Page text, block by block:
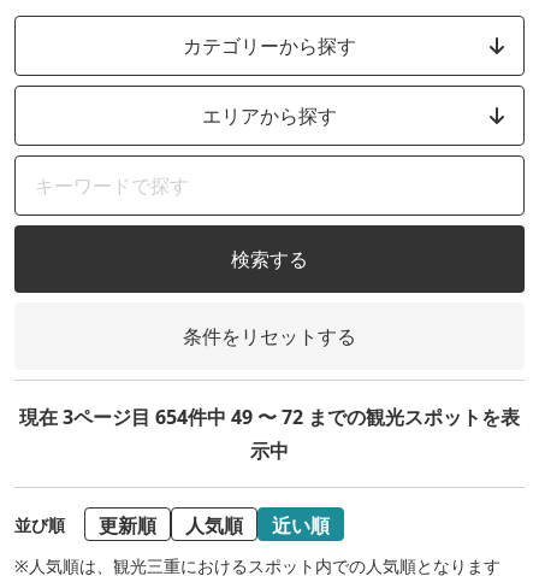
カテゴリーから探す
エリアから探す
検索する
条件をリセットする
現在 3ページ目 654件中 49 〜 72 までの観光スポットを表
示中
並び順 更新順 人気順 近い順
※人気順は、観光三重におけるスポット内での人気順となります